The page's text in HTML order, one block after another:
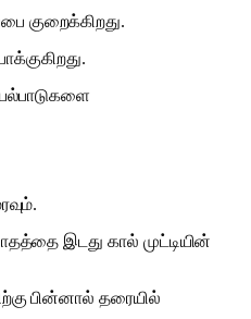
குறைக்கிறது.
இடது கால் முட்டியின்
பின்னால் தரையில்